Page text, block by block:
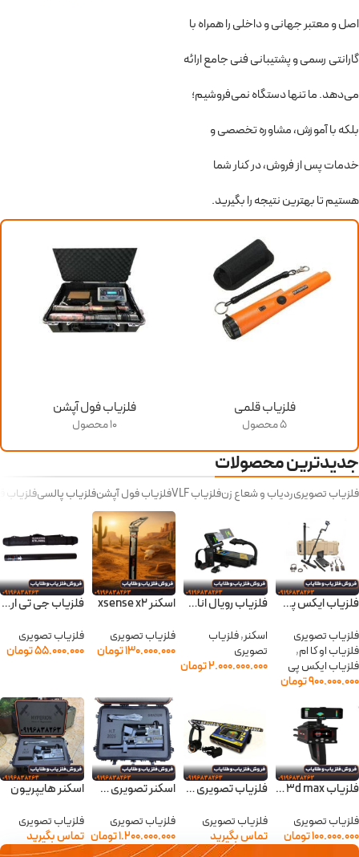
اصل و معتبر جهانی و داخلی را همراه با
گارانتی رسمی و پشتیبانی فنی جامع ارائه
می‌دهد. ما تنها دستگاه نمی‌فروشیم؛
بلکه با آموزش، مشاوره تخصصی و
خدمات پس از فروش، در کنار شما
هستیم تا بهترین نتیجه را بگیرید.
فلزیاب قلمی
5 محصول
فلزیاب فول آپشن
10 محصول
جدیدترین محصولات
فلزیاب تصویریردیاب و شعاع زنفلزیاب VLF فلزیاب فول آپشنفلزیاب پالسیفلزیاب
فلزیاب ایکس پی 4500
فلزیاب تصویری
فلزیاب او کا ام,
فلزیاب ایکس پی
۹۰۰.۰۰۰.۰۰۰تومان
فلزیاب رویال انالایزر
اسکنر,فلزیاب
تصویری
۲.۰۰۰.۰۰۰.۰۰۰تومان
اسکنر xsense x2
فلزیاب تصویری
۱۳۰.۰۰۰.۰۰۰تومان
فلزیاب جی تی ار سونیک
فلزیاب تصویری
۵۵.۰۰۰.۰۰۰تومان
فلزیاب Deep 3d max – دیپ تری دی مکس
فلزیاب تصویری
۱۰۰.۰۰۰.۰۰۰تومان
فلزیاب تصویری گراند اسکوپ
فلزیاب تصویری
تماس بگیرید
اسکنر تصویری هایپریون
فلزیاب تصویری
۱.۲۰۰.۰۰۰.۰۰۰تومان
اسکنر هایپریون
فلزیاب تصویری
تماس بگیرید